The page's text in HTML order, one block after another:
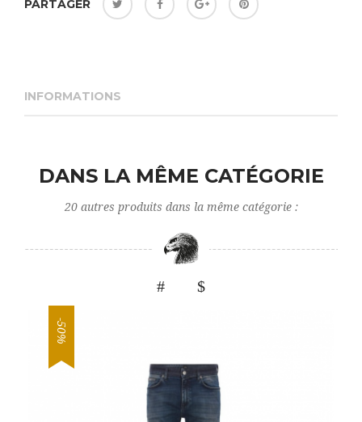
PARTAGER
INFORMATIONS
DANS LA MÊME CATÉGORIE
20 autres produits dans la même catégorie :
-50%